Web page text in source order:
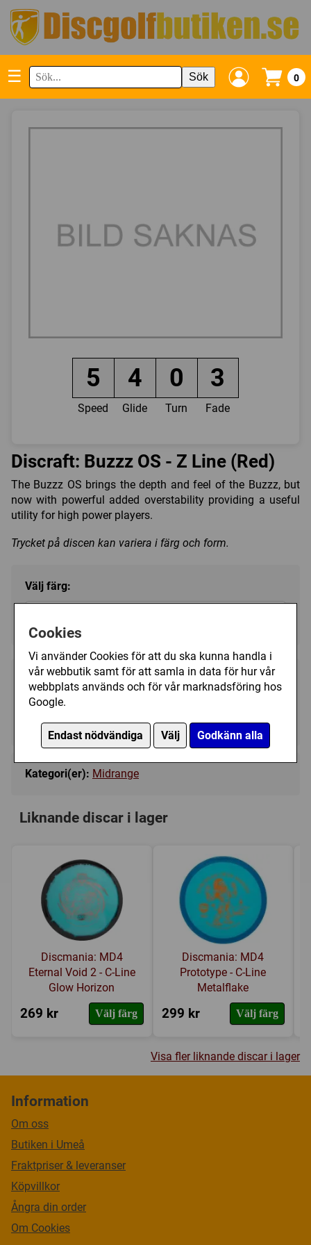
Cookies
Vi använder Cookies för att du ska kunna handla i
vår webbutik samt för att samla in data för hur vår
webbplats används och för vår marknadsföring hos
Google.
Endast nödvändiga Välj Godkänn alla
☰ Sök 0
5 4 0 3
Speed Glide Turn Fade
Discraft: Buzzz OS - Z Line (Red)
The Buzzz OS brings the depth and feel of the Buzzz, but
now with powerful added overstability providing a useful
utility for high power players.
Trycket på discen kan variera i färg och form.
Välj färg:
199 kr Bevaka
Tillfälligt slut
Kategori(er): Midrange
Liknande discar i lager
Discmania: MD4
Eternal Void 2 - C-Line
Glow Horizon
269 kr Välj färg
Discmania: MD4
Prototype - C-Line
Metalflake
299 kr Välj färg
Visa fler liknande discar i lager
Information
Om oss
Butiken i Umeå
Fraktpriser & leveranser
Köpvillkor
Ångra din order
Om Cookies